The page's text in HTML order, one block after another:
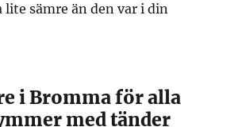
lite sämre än den var i din
i Bromma för alla
med tänder